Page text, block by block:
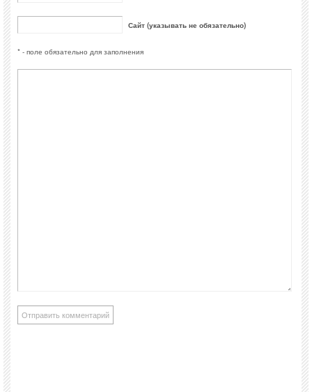
Сайт (указывать не обязательно)
* - поле обязательно для заполнения